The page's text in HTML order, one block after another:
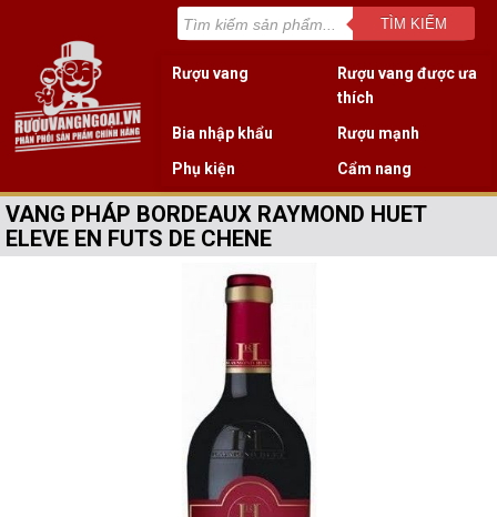
TÌM KIẾM
Rượu vang
Rượu vang được ưa
thích
Bia nhập khẩu
Rượu mạnh
Phụ kiện
Cẩm nang
VANG PHÁP BORDEAUX RAYMOND HUET
ELEVE EN FUTS DE CHENE